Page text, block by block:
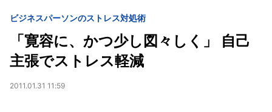
ビジネスパーソンのストレス対処術
「寛容に、かつ少し図々しく」 自己
主張でストレス軽減
2011.01.31 11:59